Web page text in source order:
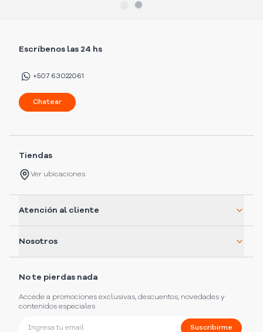
SlideSlide
Escríbenos las 24 hs
+507 63022061
Chatear
Tiendas
Ver ubicaciones
Atención al cliente
Nosotros
No te pierdas nada
Accede a promociones exclusivas, descuentos, novedades y
contenidos especiales
Suscribirme